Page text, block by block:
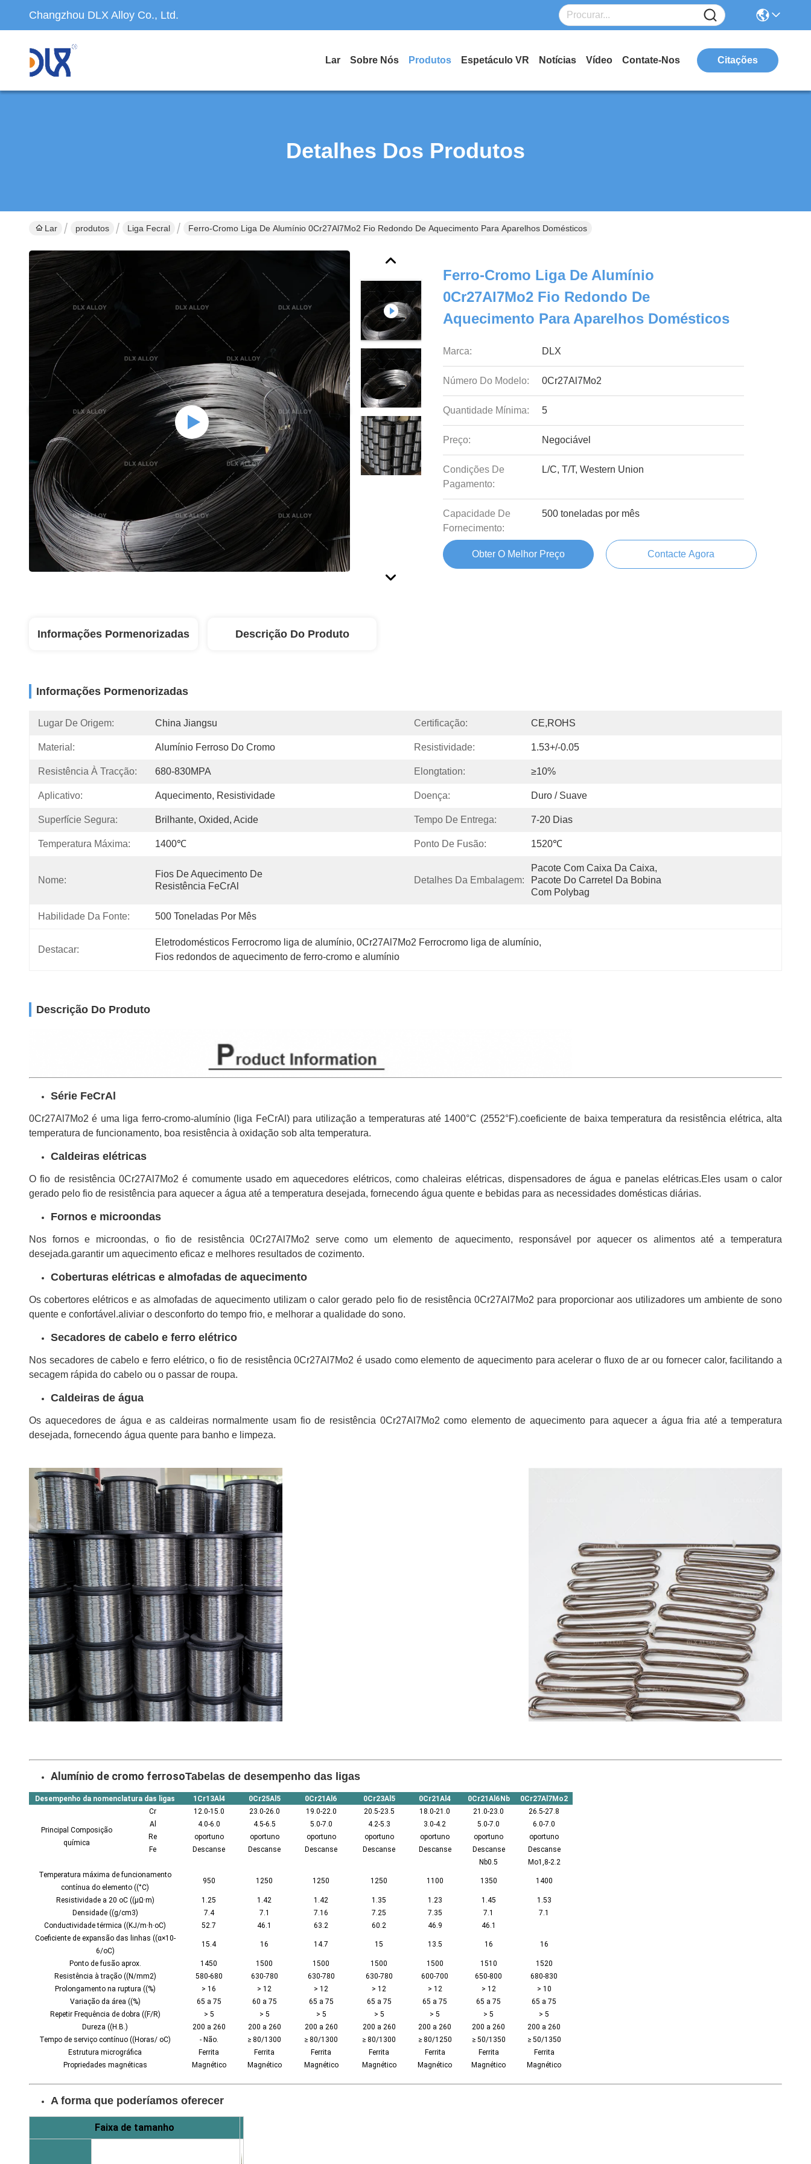
Changzhou DLX Alloy Co., Ltd.
Lar Sobre Nós Produtos Espetáculo VR Notícias Vídeo Contate-Nos Citações
Detalhes Dos Produtos
Lar produtos Liga Fecral Ferro-Cromo Liga De Alumínio 0Cr27Al7Mo2 Fio Redondo De Aquecimento Para Aparelhos Domésticos
Ferro-Cromo Liga De Alumínio
0Cr27Al7Mo2 Fio Redondo De
Aquecimento Para Aparelhos Domésticos
Marca: DLX
Número Do Modelo: 0Cr27Al7Mo2
Quantidade Mínima: 5
Preço: Negociável
Condições De
Pagamento:
L/C, T/T, Western Union
Capacidade De
Fornecimento:
500 toneladas por mês
Obter O Melhor Preço Contacte Agora
Informações Pormenorizadas Descrição Do Produto
Informações Pormenorizadas
Lugar De Origem: China Jiangsu Certificação: CE,ROHS
Material: Alumínio Ferroso Do Cromo Resistividade: 1.53+/-0.05
Resistência À Tracção: 680-830MPA Elongtation: ≥10%
Aplicativo: Aquecimento, Resistividade Doença: Duro / Suave
Superfície Segura: Brilhante, Oxided, Acide Tempo De Entrega: 7-20 Dias
Temperatura Máxima: 1400℃ Ponto De Fusão: 1520℃
Nome:
Fios De Aquecimento De
Resistência FeCrAl
Detalhes Da Embalagem:
Pacote Com Caixa Da Caixa,
Pacote Do Carretel Da Bobina
Com Polybag
Habilidade Da Fonte: 500 Toneladas Por Mês
Destacar:
Eletrodomésticos Ferrocromo liga de alumínio, 0Cr27Al7Mo2 Ferrocromo liga de alumínio,
Fios redondos de aquecimento de ferro-cromo e alumínio
Descrição Do Produto
Série FeCrAl
0Cr27Al7Mo2 é uma liga ferro-cromo-alumínio (liga FeCrAl) para utilização a temperaturas até 1400°C (2552°F).coeficiente de baixa temperatura da resistência elétrica, alta
temperatura de funcionamento, boa resistência à oxidação sob alta temperatura.
Caldeiras elétricas
O fio de resistência 0Cr27Al7Mo2 é comumente usado em aquecedores elétricos, como chaleiras elétricas, dispensadores de água e panelas elétricas.Eles usam o calor
gerado pelo fio de resistência para aquecer a água até a temperatura desejada, fornecendo água quente e bebidas para as necessidades domésticas diárias.
Fornos e microondas
Nos fornos e microondas, o fio de resistência 0Cr27Al7Mo2 serve como um elemento de aquecimento, responsável por aquecer os alimentos até a temperatura
desejada.garantir um aquecimento eficaz e melhores resultados de cozimento.
Coberturas elétricas e almofadas de aquecimento
Os cobertores elétricos e as almofadas de aquecimento utilizam o calor gerado pelo fio de resistência 0Cr27Al7Mo2 para proporcionar aos utilizadores um ambiente de sono
quente e confortável.aliviar o desconforto do tempo frio, e melhorar a qualidade do sono.
Secadores de cabelo e ferro elétrico
Nos secadores de cabelo e ferro elétrico, o fio de resistência 0Cr27Al7Mo2 é usado como elemento de aquecimento para acelerar o fluxo de ar ou fornecer calor, facilitando a
secagem rápida do cabelo ou o passar de roupa.
Caldeiras de água
Os aquecedores de água e as caldeiras normalmente usam fio de resistência 0Cr27Al7Mo2 como elemento de aquecimento para aquecer a água fria até a temperatura
desejada, fornecendo água quente para banho e limpeza.
Alumínio de cromo ferrosoTabelas de desempenho das ligas
Desempenho da nomenclatura das ligas 1Cr13Al4 0Cr25Al5 0Cr21Al6 0Cr23Al5 0Cr21Al4 0Cr21Al6Nb 0Cr27Al7Mo2
Principal Composição
química
Cr 12.0-15.0 23.0-26.0 19.0-22.0 20.5-23.5 18.0-21.0 21.0-23.0
26.5-27.8
Al
4.0-6.0 4.5-6.5 5.0-7.0 4.2-5.3 3.0-4.2 5.0-7.0
6.0-7.0
Re
oportuno oportuno oportuno oportuno oportuno oportuno
oportuno
Fe
Descanse Descanse Descanse Descanse Descanse Descanse
Descanse
Nb0.5
Mo1,8-2.2
Temperatura máxima de funcionamento
contínua do elemento ((°C)
950 1250 1250 1250 1100 1350 1400
Resistividade a 20 oC ((μΩ·m) 1.25 1.42 1.42 1.35 1.23 1.45
1.53
Densidade ((g/cm3)
7.4 7.1 7.16 7.25 7.35 7.1
7.1
Conductividade térmica ((KJ/m·h·oC)
52.7 46.1 63.2 60.2 46.9
46.1
Coeficiente de expansão das linhas ((α×10-
6/oC)
15.4 16 14.7 15 13.5 16 16
Ponto de fusão aprox. 1450 1500 1500 1500 1500 1510
1520
Resistência à tração ((N/mm2)
580-680 630-780 630-780 630-780 600-700 650-800
680-830
Prolongamento na ruptura ((%)
> 16 > 12 > 12 > 12 > 12 > 12
> 10
Variação da área ((%)
65 a 75 60 a 75 65 a 75 65 a 75 65 a 75 65 a 75
65 a 75
Repetir Frequência de dobra ((F/R)
> 5 > 5 > 5 > 5 > 5 > 5
> 5
Dureza ((H.B.)
200 a 260 200 a 260 200 a 260 200 a 260 200 a 260 200 a 260
200 a 260
Tempo de serviço contínuo ((Horas/ oC)
- Não. ≥ 80/1300 ≥ 80/1300 ≥ 80/1300 ≥ 80/1250 ≥ 50/1350
≥ 50/1350
Estrutura micrográfica
Ferrita Ferrita Ferrita Ferrita Ferrita Ferrita
Ferrita
Propriedades magnéticas
Magnético Magnético Magnético Magnético Magnético Magnético Magnético
A forma que poderíamos oferecer
Faixa de tamanho